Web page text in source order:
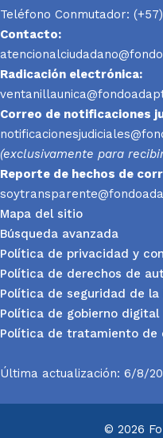
Teléfono Conmutador:
Contacto:
Radicación electrónica:
Correo de notificaciones
(exclusivamente para
Reporte de hechos de
Mapa del sitio
Búsqueda avanzada
Política de privacidad y
Política de derechos de
Política de seguridad de la
Política de gobierno digital
Política de tratamiento de
Última actualización: 6/8/
© 2026